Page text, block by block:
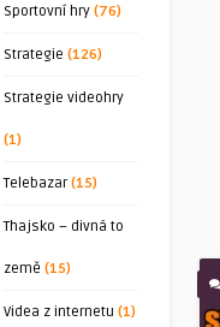
Sportovní hry (76)
Strategie (126)
Strategie videohry
(1)
Telebazar(15)
Thajsko – divná to
země (15)
Videa z internetu (1)